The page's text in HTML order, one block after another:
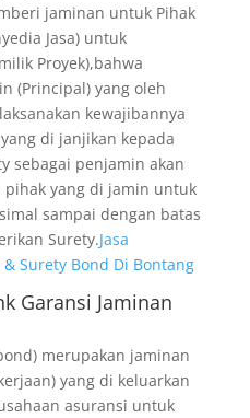
jaminan untuk Pihak
Jasa) untuk
Proyek),bahwa
(Principal) yang oleh
kewajibannya
di janjikan kepada
sebagai penjamin akan
yang di jamin untuk
sampai dengan batas
Surety.Jasa
Surety Bond Di Bontang
Garansi Jaminan
merupakan jaminan
yang di keluarkan
asuransi untuk